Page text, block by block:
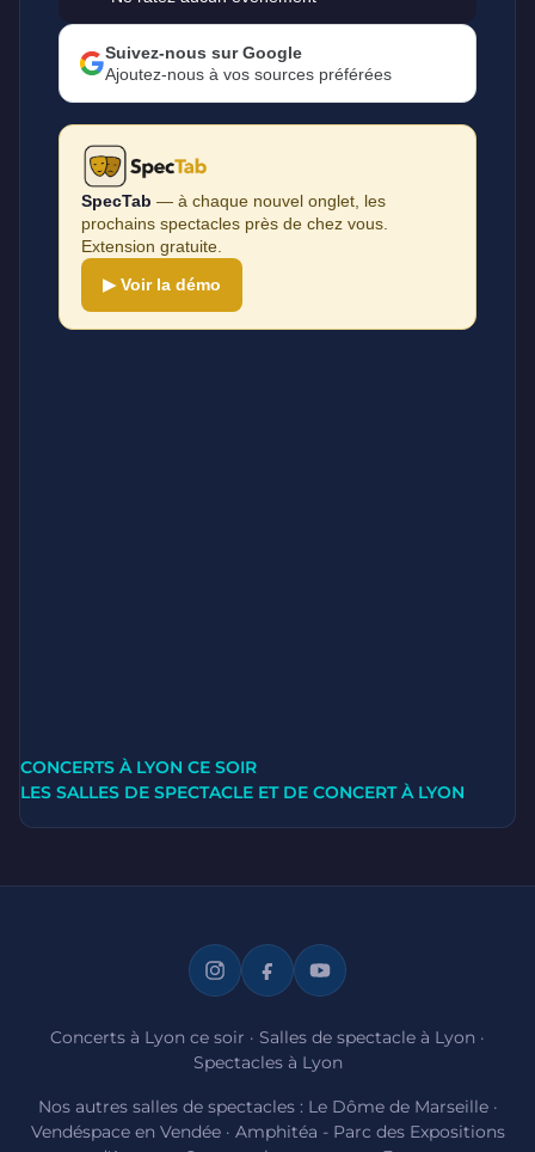
Suivez-nous sur Google
Ajoutez-nous à vos sources préférées
SpecTab — à chaque nouvel onglet, les
prochains spectacles près de chez vous.
Extension gratuite.
▶ Voir la démo
CONCERTS À LYON CE SOIR
LES SALLES DE SPECTACLE ET DE CONCERT À LYON
Concerts à Lyon ce soir · Salles de spectacle à Lyon ·
Spectacles à Lyon
Nos autres salles de spectacles : Le Dôme de Marseille·
Vendéspace en Vendée· Amphitéa - Parc des Expositions